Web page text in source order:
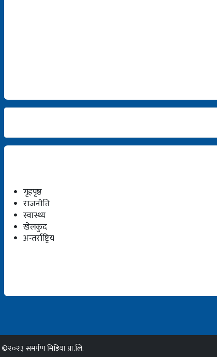
गृहपृष्ठ
राजनीति
स्वास्थ्य
खेलकुद
अन्तर्राष्ट्रिय
©२०२३ समर्पण मिडिया प्रा.लि.